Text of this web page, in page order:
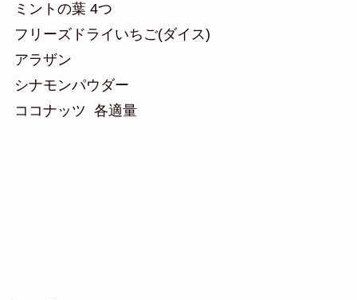
ミントの葉 4つ
フリーズドライいちご(ダイス)
アラザン
シナモンパウダー
ココナッツ 各適量